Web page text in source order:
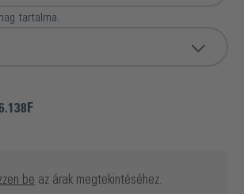
tartalma.
be az árak megtekintéséhez.